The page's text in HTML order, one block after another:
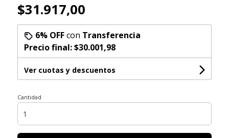
$31.917,00
6% OFFcon Transferencia
Precio final:$30.001,98
Ver cuotas y descuentos
Cantidad